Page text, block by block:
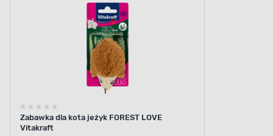
Zabawka dla kota jeżyk FOREST LOVE
Vitakraft